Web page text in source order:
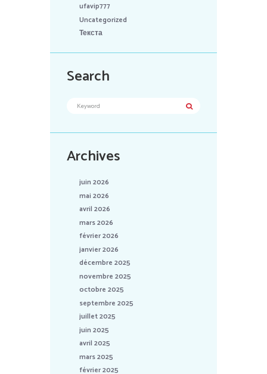
ufavip777
Uncategorized
Текста
Search
Archives
juin 2026
mai 2026
avril 2026
mars 2026
février 2026
janvier 2026
décembre 2025
novembre 2025
octobre 2025
septembre 2025
juillet 2025
juin 2025
avril 2025
mars 2025
février 2025